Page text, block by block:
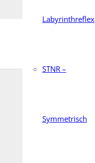
Labyrinthreflex
STNR –
Symmetrisch